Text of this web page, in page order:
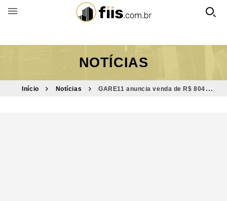
BUSCAR POR FUNDO
NOTÍCIAS
Início Notícias
GARE11 anuncia venda de R$ 804